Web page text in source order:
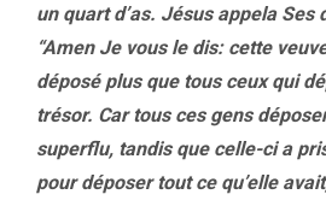
un quart d’as. Jésus appela
“Amen Je vous le dis: cette
déposé plus que tous ceux qui
trésor. Car tous ces gens
superflu, tandis que celle-ci a
pour déposer tout ce qu’elle